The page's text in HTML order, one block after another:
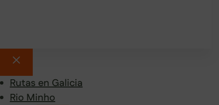
Rutas en Galicia
Rio Minho